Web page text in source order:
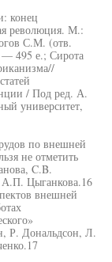
конец
революция. М.:
С.М. (отв.
495 е.; Сирота
/ Под ред. А.
университет,
по внешней
не отметить
C.B.
Цыганкова.16
внешней
Р. Дональдсон, Л.